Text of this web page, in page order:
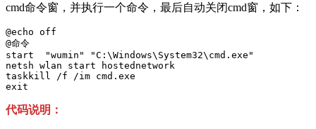
cmd命令窗，并执行一个命令，最后自动关闭cmd窗，如下：
@echo off
@命令
start  "wumin" "C:\Windows\System32\cmd.exe"
netsh wlan start hostednetwork
taskkill /f /im cmd.exe
exit
代码说明：